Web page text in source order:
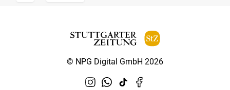
© NPG Digital GmbH 2026